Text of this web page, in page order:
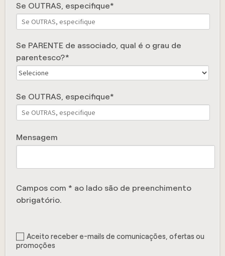
Se OUTRAS, especifique
Se PARENTE de associado, qual é o grau de
parentesco?
Se OUTRAS, especifique
Mensagem
Campos com * ao lado são de preenchimento
obrigatório.
Aceito receber e-mails de comunicações, ofertas ou
promoções